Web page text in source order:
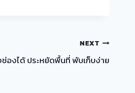
NEXT
องได้ ประหยัดพื้นที่ พับเก็บง่าย